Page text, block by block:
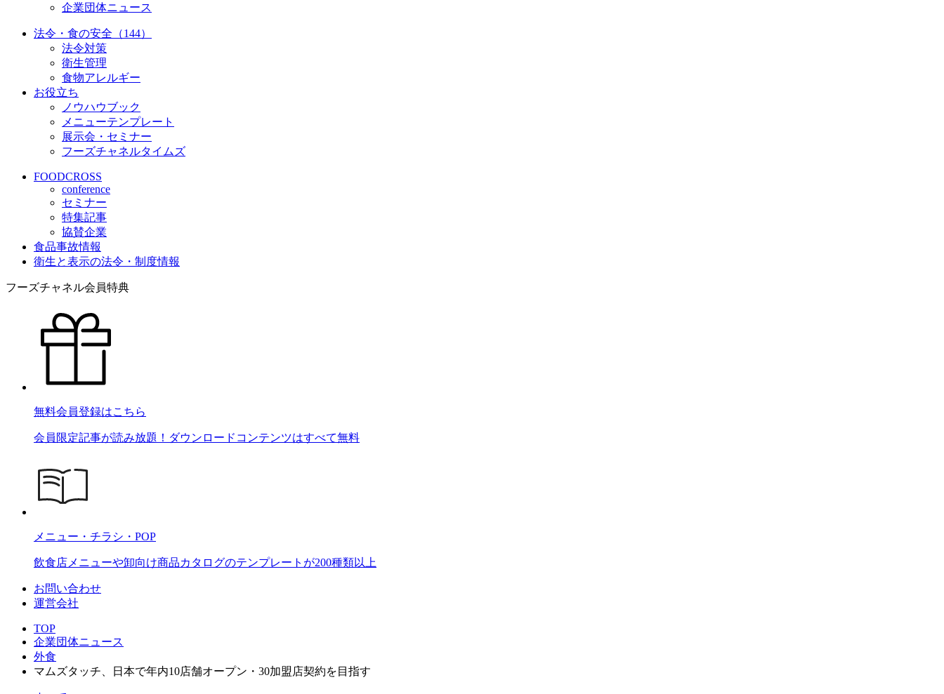
企業団体ニュース
法令・食の安全（144）
法令対策
衛生管理
食物アレルギー
お役立ち
ノウハウブック
メニューテンプレート
展示会・セミナー
フーズチャネルタイムズ
FOODCROSS
conference
セミナー
特集記事
協賛企業
食品事故情報
衛生と表示の法令・制度情報
フーズチャネル会員特典
無料会員登録はこちら
会員限定記事が読み放題！ダウンロードコンテンツはすべて無料
メニュー・チラシ・POP
飲食店メニューや卸向け商品カタログのテンプレートが200種類以上
お問い合わせ
運営会社
TOP
企業団体ニュース
外食
マムズタッチ、日本で年内10店舗オープン・30加盟店契約を目指す